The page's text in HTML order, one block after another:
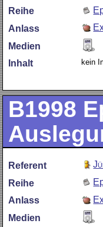
Reihe
Anlass
Medien
Inhalt
kein
B1998
Referent
Reihe
Anlass
Medien